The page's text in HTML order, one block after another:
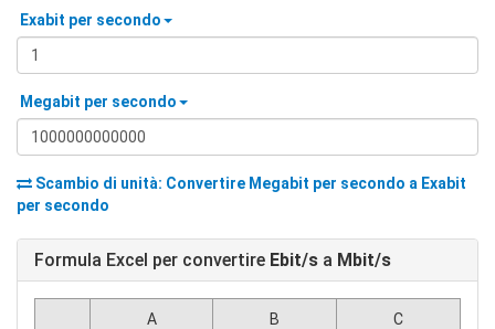
Exabit per secondo
Megabit per secondo
Scambio di unità: Convertire Megabit per secondo a Exabit
per secondo
Formula Excel per convertire Ebit/s a Mbit/s
A B C